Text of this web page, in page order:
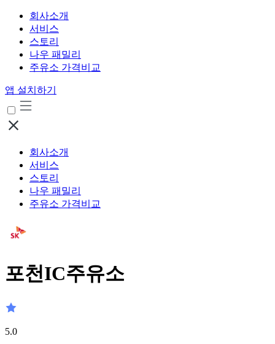
회사소개
서비스
스토리
나우 패밀리
주유소 가격비교
앱 설치하기
회사소개
서비스
스토리
나우 패밀리
주유소 가격비교
포천IC주유소
5.0